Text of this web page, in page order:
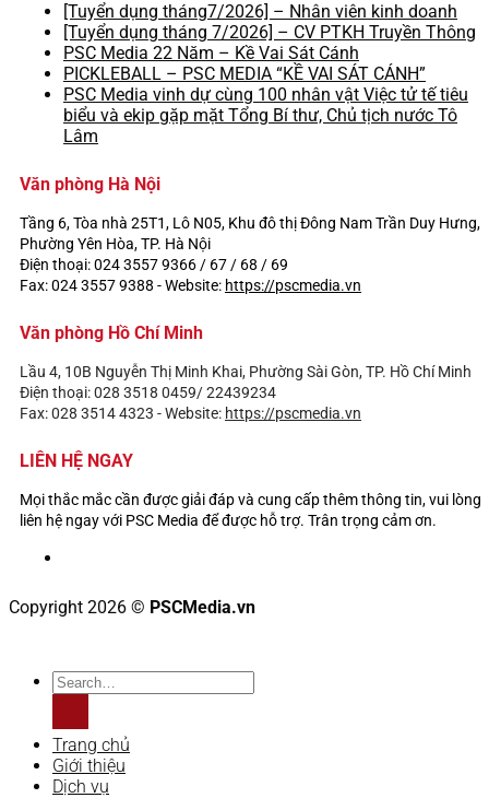
[Tuyển dụng tháng7/2026] – Nhân viên kinh doanh
[Tuyển dụng tháng 7/2026] – CV PTKH Truyền Thông
PSC Media 22 Năm – Kề Vai Sát Cánh
PICKLEBALL – PSC MEDIA “KỀ VAI SÁT CÁNH”
PSC Media vinh dự cùng 100 nhân vật Việc tử tế tiêu
biểu và ekip gặp mặt Tổng Bí thư, Chủ tịch nước Tô
Lâm
Văn phòng Hà Nội
Tầng 6, Tòa nhà 25T1, Lô N05, Khu đô thị Đông Nam Trần Duy Hưng,
Phường Yên Hòa, TP. Hà Nội
Điện thoại: 024 3557 9366 / 67 / 68 / 69
Fax: 024 3557 9388 -Website: https://pscmedia.vn
Văn phòng Hồ Chí Minh
Lầu 4, 10B Nguyễn Thị Minh Khai, Phường Sài Gòn, TP. Hồ Chí Minh
Điện thoại: 028 3518 0459/ 22439234
Fax: 028 3514 4323 -Website: https://pscmedia.vn
LIÊN HỆ NGAY
Mọi thắc mắc cần được giải đáp và cung cấp thêm thông tin, vui lòng
liên hệ ngay với PSC Media để được hỗ trợ. Trân trọng cảm ơn.
Copyright 2026 © PSCMedia.vn
Trang chủ
Giới thiệu
Dịch vụ